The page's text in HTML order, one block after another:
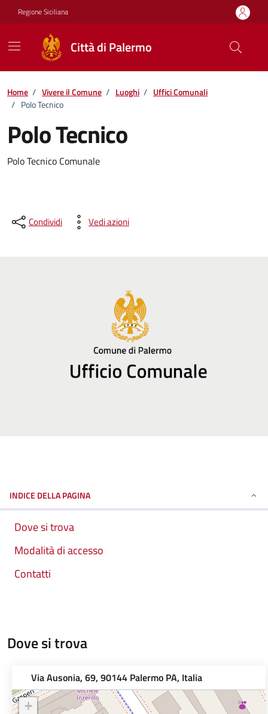
Vai ai contenuti
Vai al footer
Regione Siciliana
Città di Palermo
Home / Vivere il Comune / Luoghi / Uffici Comunali
/ Polo Tecnico
Polo Tecnico
Polo Tecnico Comunale
Condividi Vedi azioni
INDICE DELLA PAGINA
Dove si trova
Modalità di accesso
Contatti
Dove si trova
Via Ausonia, 69, 90144 Palermo PA, Italia
+